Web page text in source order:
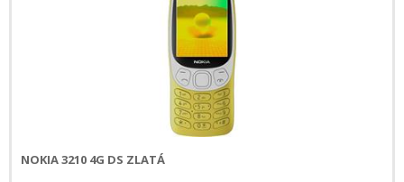
NOKIA 3210 4G DS ZLATÁ